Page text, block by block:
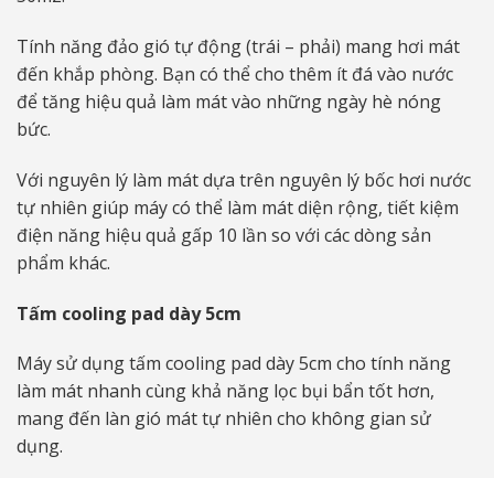
Tính năng đảo gió tự động (trái – phải) mang hơi mát
đến khắp phòng. Bạn có thể cho thêm ít đá vào nước
để tăng hiệu quả làm mát vào những ngày hè nóng
bức.
Với nguyên lý làm mát dựa trên nguyên lý bốc hơi nước
tự nhiên giúp máy có thể làm mát diện rộng, tiết kiệm
điện năng hiệu quả gấp 10 lần so với các dòng sản
phẩm khác.
Tấm cooling pad dày 5cm
Máy sử dụng tấm cooling pad dày 5cm cho tính năng
làm mát nhanh cùng khả năng lọc bụi bẩn tốt hơn,
mang đến làn gió mát tự nhiên cho không gian sử
dụng.